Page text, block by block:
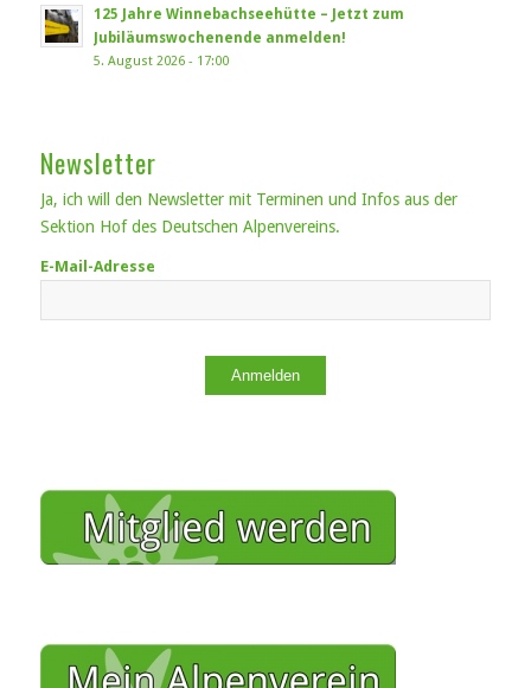
125 Jahre Winnebachseehütte – Jetzt zum
Jubiläumswochenende anmelden!
5. August 2026 - 17:00
Newsletter
Ja, ich will den Newsletter mit Terminen und Infos aus der
Sektion Hof des Deutschen Alpenvereins.
E-Mail-Adresse
Anmelden